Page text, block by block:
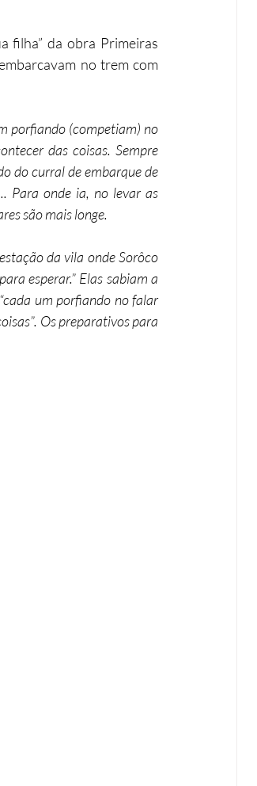
filha” da obra Primeiras
no trem com
porfiando (competiam) no
das coisas. Sempre
do curral de embarque de
Para onde ia, no levar as
são mais longe.
da vila onde Sorôco
esperar.” Elas sabiam a
um porfiando no falar
Os preparativos para